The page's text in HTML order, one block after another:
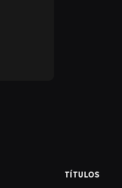
TÍTULOS